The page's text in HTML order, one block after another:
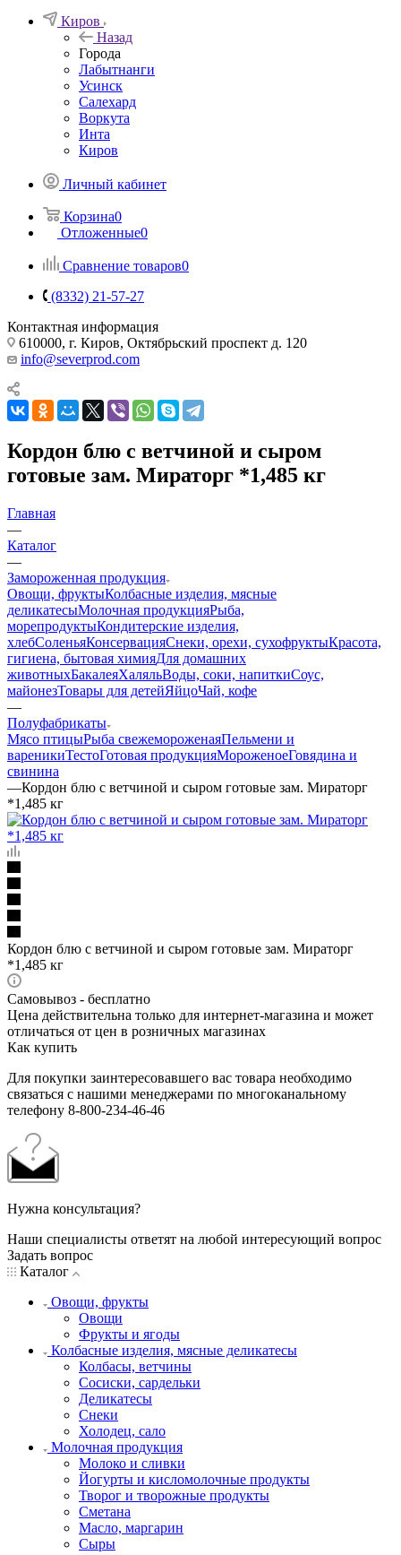
Киров
Назад
Города
Лабытнанги
Усинск
Салехард
Воркута
Инта
Киров
Личный кабинет
Корзина0
Отложенные0
Сравнение товаров0
(8332) 21-57-27
Контактная информация
610000, г. Киров, Октябрьский проспект д. 120
info@severprod.com
Кордон блю с ветчиной и сыром
готовые зам. Мираторг *1,485 кг
Главная
—
Каталог
—
Замороженная продукция
Овощи, фруктыКолбасные изделия, мясные
деликатесыМолочная продукцияРыба,
морепродуктыКондитерские изделия,
хлебСоленьяКонсервацияСнеки, орехи, сухофруктыКрасота,
гигиена, бытовая химияДля домашних
животныхБакалеяХаляльВоды, соки, напиткиСоус,
майонезТовары для детейЯйцоЧай, кофе
—
Полуфабрикаты
Мясо птицыРыба свежемороженаяПельмени и
вареникиТестоГотовая продукцияМороженоеГовядина и
свинина
—Кордон блю с ветчиной и сыром готовые зам. Мираторг
*1,485 кг
Кордон блю с ветчиной и сыром готовые зам. Мираторг
*1,485 кг
Самовывоз - бесплатно
Цена действительна только для интернет-магазина и может
отличаться от цен в розничных магазинах
Как купить
Для покупки заинтересовавшего вас товара необходимо
связаться с нашими менеджерами по многоканальному
телефону 8-800-234-46-46
Нужна консультация?
Наши специалисты ответят на любой интересующий вопрос
Задать вопрос
Каталог
Овощи, фрукты
Овощи
Фрукты и ягоды
Колбасные изделия, мясные деликатесы
Колбасы, ветчины
Сосиски, сардельки
Деликатесы
Снеки
Холодец, сало
Молочная продукция
Молоко и сливки
Йогурты и кисломолочные продукты
Творог и творожные продукты
Сметана
Масло, маргарин
Сыры